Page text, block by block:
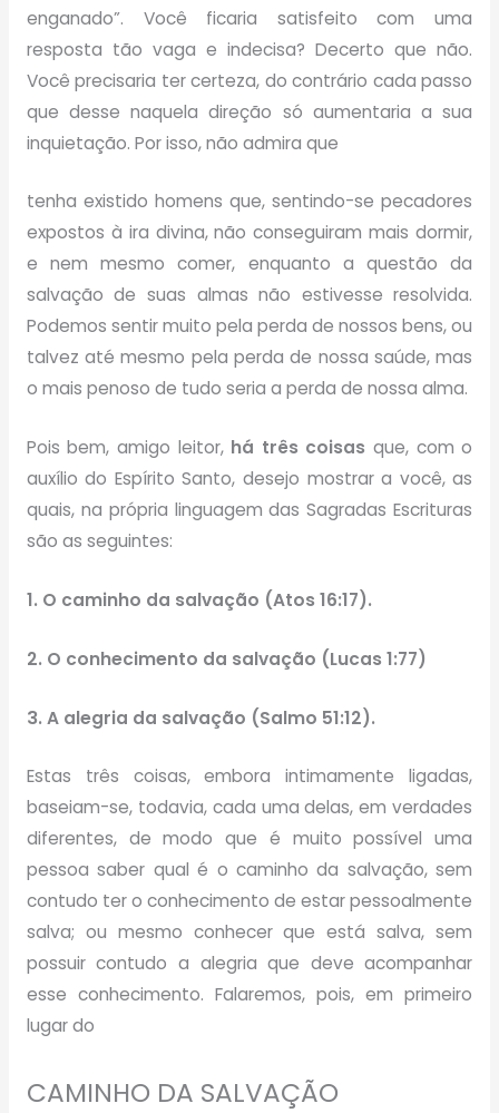
enganado”. Você ficaria satisfeito com uma
resposta tão vaga e indecisa? Decerto que não.
Você precisaria ter certeza, do contrário cada passo
que desse naquela direção só aumentaria a sua
inquietação. Por isso, não admira que
tenha existido homens que, sentindo-se pecadores
expostos à ira divina, não conseguiram mais dormir,
e nem mesmo comer, enquanto a questão da
salvação de suas almas não estivesse resolvida.
Podemos sentir muito pela perda de nossos bens, ou
talvez até mesmo pela perda de nossa saúde, mas
o mais penoso de tudo seria a perda de nossa alma.
Pois bem, amigo leitor,há três coisas que, com o
auxílio do Espírito Santo, desejo mostrar a você, as
quais, na própria linguagem das Sagradas Escrituras
são as seguintes:
1. O caminho da salvação (Atos 16:17).
2. O conhecimento da salvação (Lucas 1:77)
3. A alegria da salvação (Salmo 51:12).
Estas três coisas, embora intimamente ligadas,
baseiam-se, todavia, cada uma delas, em verdades
diferentes, de modo que é muito possível uma
pessoa saber qual é o caminho da salvação, sem
contudo ter o conhecimento de estar pessoalmente
salva; ou mesmo conhecer que está salva, sem
possuir contudo a alegria que deve acompanhar
esse conhecimento. Falaremos, pois, em primeiro
lugar do
CAMINHO DA SALVAÇÃO